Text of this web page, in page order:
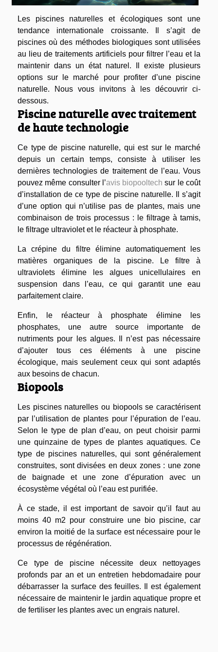
Les piscines naturelles et écologiques sont une
tendance internationale croissante. Il s’agit de
piscines où des méthodes biologiques sont utilisées
au lieu de traitements artificiels pour filtrer l’eau et la
maintenir dans un état naturel. Il existe plusieurs
options sur le marché pour profiter d’une piscine
naturelle. Nous vous invitons à les découvrir ci-
dessous.
Piscine naturelle avec traitement
de haute technologie
Ce type de piscine naturelle, qui est sur le marché
depuis un certain temps, consiste à utiliser les
dernières technologies de traitement de l’eau. Vous
pouvez même consulter l’avis biopooltech sur le coût
d’installation de ce type de piscine naturelle. Il s’agit
d’une option qui n’utilise pas de plantes, mais une
combinaison de trois processus : le filtrage à tamis,
le filtrage ultraviolet et le réacteur à phosphate.
La crépine du filtre élimine automatiquement les
matières organiques de la piscine. Le filtre à
ultraviolets élimine les algues unicellulaires en
suspension dans l’eau, ce qui garantit une eau
parfaitement claire.
Enfin, le réacteur à phosphate élimine les
phosphates, une autre source importante de
nutriments pour les algues. Il n’est pas nécessaire
d’ajouter tous ces éléments à une piscine
écologique, mais seulement ceux qui sont adaptés
aux besoins de chacun.
Biopools
Les piscines naturelles ou biopools se caractérisent
par l’utilisation de plantes pour l’épuration de l’eau.
Selon le type de plan d’eau, on peut choisir parmi
une quinzaine de types de plantes aquatiques. Ce
type de piscines naturelles, qui sont généralement
construites, sont divisées en deux zones : une zone
de baignade et une zone d’épuration avec un
écosystème végétal où l’eau est purifiée.
À ce stade, il est important de savoir qu’il faut au
moins 40 m2 pour construire une bio piscine, car
environ la moitié de la surface est nécessaire pour le
processus de régénération.
Ce type de piscine nécessite deux nettoyages
profonds par an et un entretien hebdomadaire pour
débarrasser la surface des feuilles. Il est également
nécessaire de maintenir le jardin aquatique propre et
de fertiliser les plantes avec un engrais naturel.